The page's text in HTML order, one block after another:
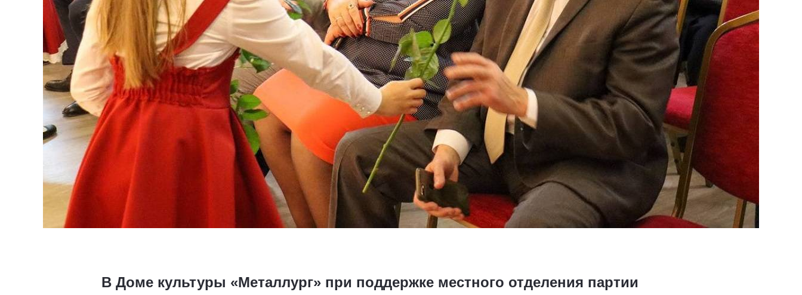
В Доме культуры «Металлург» при поддержке местного отделения партии